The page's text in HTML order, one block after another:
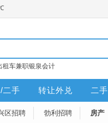
租车兼职银泉会计
二手 转让外兑 二
区招聘 勃利招聘 房产